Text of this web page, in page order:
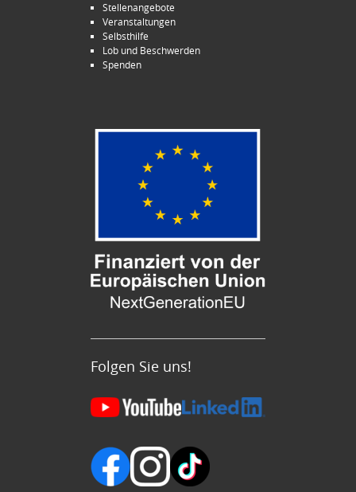
Stellenangebote
Veranstaltungen
Selbsthilfe
Lob und Beschwerden
Spenden
Folgen Sie uns!